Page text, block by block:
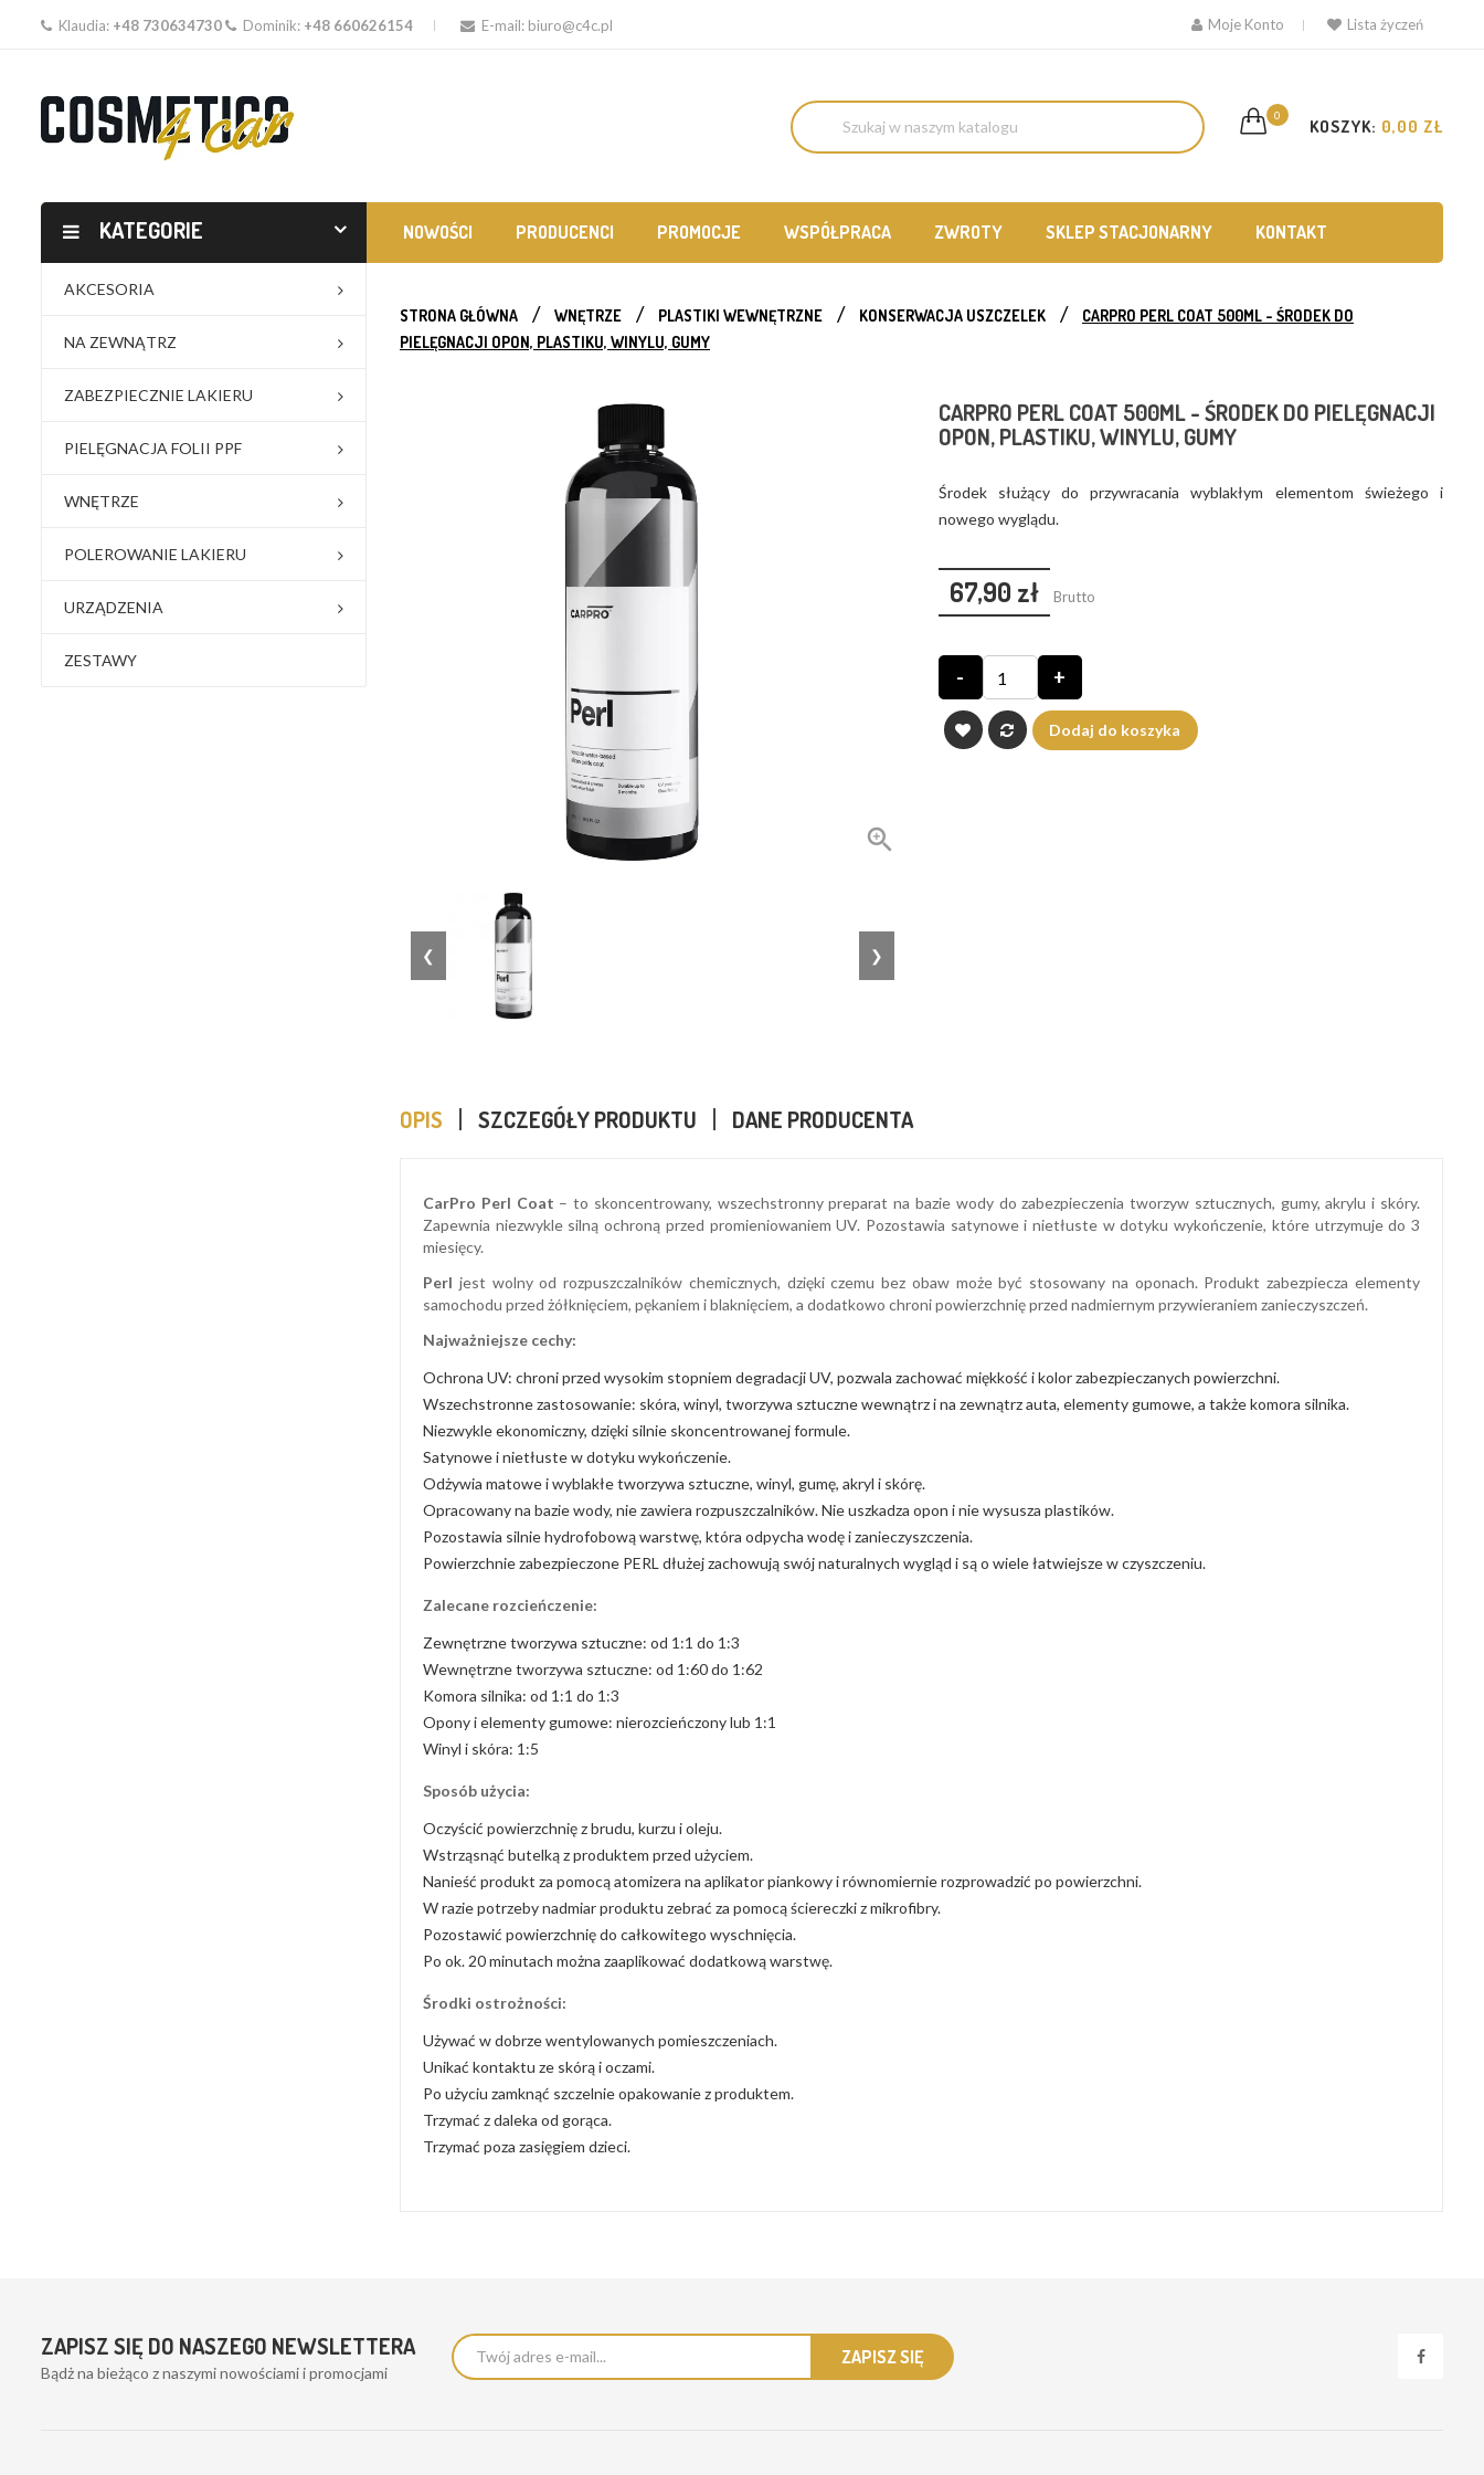
Klaudia: +48 730634730 Dominik: +48 660626154 E-mail: biuro@c4c.pl Moje Konto Lista życzeń
0
KOSZYK: 0,00 ZŁ
KATEGORIE NOWOŚCI PRODUCENCI PROMOCJE WSPÓŁPRACA ZWROTY SKLEP STACJONARNY KONTAKT
AKCESORIA
NA ZEWNĄTRZ
ZABEZPIECZNIE LAKIERU
PIELĘGNACJA FOLII PPF
WNĘTRZE
POLEROWANIE LAKIERU
URZĄDZENIA
ZESTAWY
STRONA GŁÓWNA WNĘTRZE PLASTIKI WEWNĘTRZNE KONSERWACJA USZCZELEK
CARPRO PERL COAT 500ML - ŚRODEK DO
PIELĘGNACJI OPON, PLASTIKU, WINYLU, GUMY

❮ ❯
CARPRO PERL COAT 500ML - ŚRODEK DO PIELĘGNACJI
OPON, PLASTIKU, WINYLU, GUMY
Środek służący do przywracania wyblakłym elementom świeżego i
nowego wyglądu.
67,90 zł Brutto
- +
Dodaj do koszyka
OPIS SZCZEGÓŁY PRODUKTU DANE PRODUCENTA
CarPro Perl Coat – to skoncentrowany, wszechstronny preparat na bazie wody do zabezpieczenia tworzyw sztucznych, gumy, akrylu i skóry.
Zapewnia niezwykle silną ochroną przed promieniowaniem UV. Pozostawia satynowe i nietłuste w dotyku wykończenie, które utrzymuje do 3
miesięcy.
Perl jest wolny od rozpuszczalników chemicznych, dzięki czemu bez obaw może być stosowany na oponach. Produkt zabezpiecza elementy
samochodu przed żółknięciem, pękaniem i blaknięciem, a dodatkowo chroni powierzchnię przed nadmiernym przywieraniem zanieczyszczeń.
Najważniejsze cechy:
Ochrona UV: chroni przed wysokim stopniem degradacji UV, pozwala zachować miękkość i kolor zabezpieczanych powierzchni.
Wszechstronne zastosowanie: skóra, winyl, tworzywa sztuczne wewnątrz i na zewnątrz auta, elementy gumowe, a także komora silnika.
Niezwykle ekonomiczny, dzięki silnie skoncentrowanej formule.
Satynowe i nietłuste w dotyku wykończenie.
Odżywia matowe i wyblakłe tworzywa sztuczne, winyl, gumę, akryl i skórę.
Opracowany na bazie wody, nie zawiera rozpuszczalników. Nie uszkadza opon i nie wysusza plastików.
Pozostawia silnie hydrofobową warstwę, która odpycha wodę i zanieczyszczenia.
Powierzchnie zabezpieczone PERL dłużej zachowują swój naturalnych wygląd i są o wiele łatwiejsze w czyszczeniu.
Zalecane rozcieńczenie:
Zewnętrzne tworzywa sztuczne: od 1:1 do 1:3
Wewnętrzne tworzywa sztuczne: od 1:60 do 1:62
Komora silnika: od 1:1 do 1:3
Opony i elementy gumowe: nierozcieńczony lub 1:1
Winyl i skóra: 1:5
Sposób użycia:
Oczyścić powierzchnię z brudu, kurzu i oleju.
Wstrząsnąć butelką z produktem przed użyciem.
Nanieść produkt za pomocą atomizera na aplikator piankowy i równomiernie rozprowadzić po powierzchni.
W razie potrzeby nadmiar produktu zebrać za pomocą ściereczki z mikrofibry.
Pozostawić powierzchnię do całkowitego wyschnięcia.
Po ok. 20 minutach można zaaplikować dodatkową warstwę.
Środki ostrożności:
Używać w dobrze wentylowanych pomieszczeniach.
Unikać kontaktu ze skórą i oczami.
Po użyciu zamknąć szczelnie opakowanie z produktem.
Trzymać z daleka od gorąca.
Trzymać poza zasięgiem dzieci.
ZAPISZ SIĘ DO NASZEGO NEWSLETTERA
Bądż na bieżąco z naszymi nowościami i promocjami